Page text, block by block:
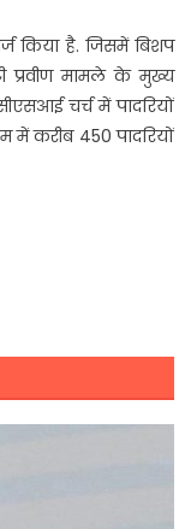
किया है. जिसमें बिशप
प्रवीण मामले के मुख्य
चर्च में पादरियों
में करीब 450 पादरियों